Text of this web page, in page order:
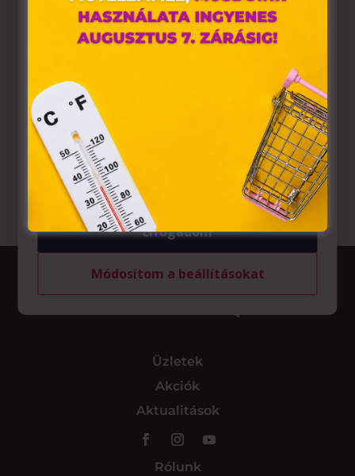
Üzletek
Akciók
Aktualitások
Rólunk
tárolnak webes böngészőjében. Ehhez az Ön
hozzájárulása szükséges.
A „sütiket" az elektronikus hírközlésről szóló 2003. évi C.
törvény, az elektronikus kereskedelmi szolgáltatások, az
információs társadalommal összefüggő szolgáltatások
egyes kérdéseiről szóló 2001. évi CVIII. törvény, valamint
az Európai Unió előírásainak megfelelően használjuk.
Azon weblapoknak, melyek az Európai Unió országain
belül működnek, a „sütik" használatához, és ezeknek a
felhasználó számítógépén vagy egyéb eszközén történő
tárolásához a felhasználók hozzájárulását kell kérniük.
Elfogadom
Módosítom a beállításokat